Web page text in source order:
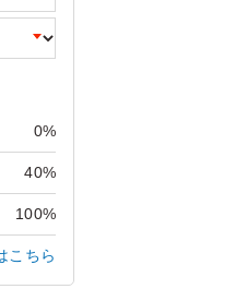
0%
40%
100%
こちら